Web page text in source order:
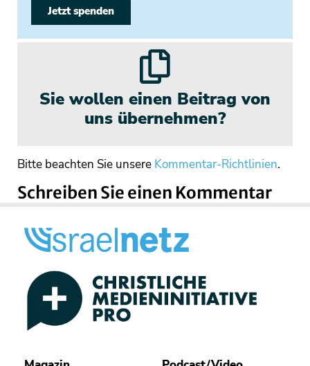
Jetzt spenden
Sie wollen einen Beitrag von
uns übernehmen?
Bitte beachten Sie unsere Kommentar-Richtlinien.
Schreiben Sie einen Kommentar